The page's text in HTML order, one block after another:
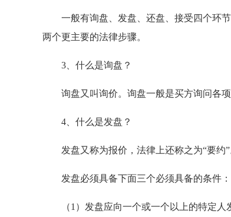
一般有询盘、发盘、还盘、接受四个环节
两个更主要的法律步骤。
3、什么是询盘？
询盘又叫询价。询盘一般是买方询问各项
4、什么是发盘？
发盘又称为报价，法律上还称之为“要约”
发盘必须具备下面三个必须具备的条件：
（1）发盘应向一个或一个以上的特定人